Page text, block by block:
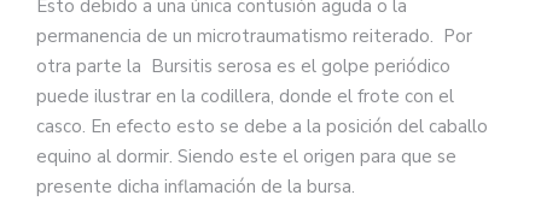
Esto debido a una única contusión aguda o la
permanencia de un microtraumatismo reiterado. Por
otra parte la Bursitis serosa es el golpe periódico
puede ilustrar en la codillera, donde el frote con el
casco. En efecto esto se debe a la posición del caballo
equino al dormir. Siendo este el origen para que se
presente dicha inflamación de la bursa.